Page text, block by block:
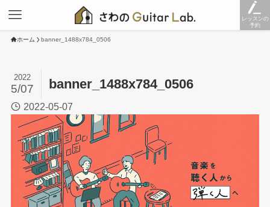
レッスンの
予約
ホーム banner_1488x784_0506
banner_1488x784_0506
2022
5/07
2022-05-07